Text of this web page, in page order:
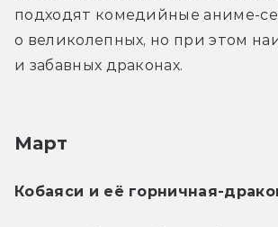
подходят комедийные аниме-
о великолепных, но при этом
и забавных драконах.
Март
Кобаяси и её горничная-